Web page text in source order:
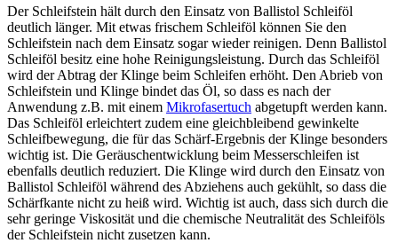
Der Schleifstein hält durch den Einsatz von Ballistol Schleiföl
deutlich länger. Mit etwas frischem Schleiföl können Sie den
Schleifstein nach dem Einsatz sogar wieder reinigen. Denn Ballistol
Schleiföl besitz eine hohe Reinigungsleistung. Durch das Schleiföl
wird der Abtrag der Klinge beim Schleifen erhöht. Den Abrieb von
Schleifstein und Klinge bindet das Öl, so dass es nach der
Anwendung z.B. mit einem Mikrofasertuch abgetupft werden kann.
Das Schleiföl erleichtert zudem eine gleichbleibend gewinkelte
Schleifbewegung, die für das Schärf-Ergebnis der Klinge besonders
wichtig ist. Die Geräuschentwicklung beim Messerschleifen ist
ebenfalls deutlich reduziert. Die Klinge wird durch den Einsatz von
Ballistol Schleiföl während des Abziehens auch gekühlt, so dass die
Schärfkante nicht zu heiß wird. Wichtig ist auch, dass sich durch die
sehr geringe Viskosität und die chemische Neutralität des Schleiföls
der Schleifstein nicht zusetzen kann.